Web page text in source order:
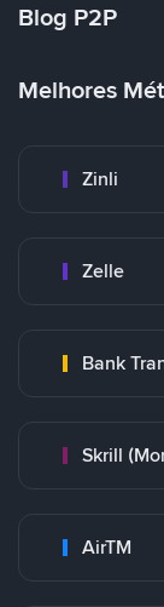
Blog P2P
Melhores
Zinli
Zelle
Bank
Skrill
AirTM